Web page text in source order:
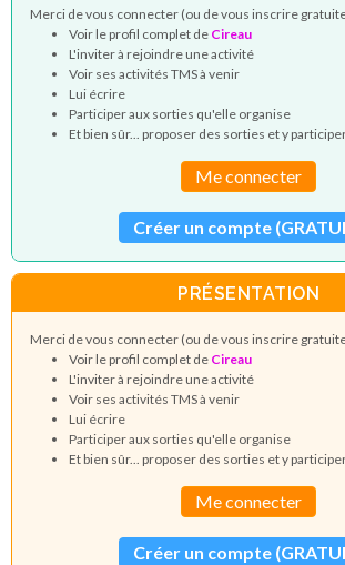
Merci de vous connecter (ou de vous inscrire
Voir le profil complet de Cireau
L'inviter à rejoindre une activité
Voir ses activités TMS à venir
Lui écrire
Participer aux sorties qu'elle organise
Et bien sûr... proposer des sorties et y
Me connecter
Créer un compte
PRÉSENTATION
Merci de vous connecter (ou de vous inscrire
Voir le profil complet de Cireau
L'inviter à rejoindre une activité
Voir ses activités TMS à venir
Lui écrire
Participer aux sorties qu'elle organise
Et bien sûr... proposer des sorties et y
Me connecter
Créer un compte